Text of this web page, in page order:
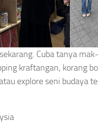
Cuba tanya
kraftangan, korang
explore seni budaya